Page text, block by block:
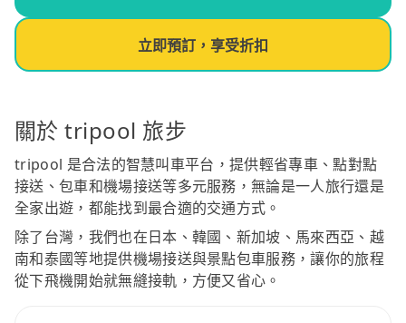
立即預訂，享受折扣
關於 tripool 旅步
tripool 是合法的智慧叫車平台，提供輕省專車、點對點
接送、包車和機場接送等多元服務，無論是一人旅行還是
全家出遊，都能找到最合適的交通方式。
除了台灣，我們也在日本、韓國、新加坡、馬來西亞、越
南和泰國等地提供機場接送與景點包車服務，讓你的旅程
從下飛機開始就無縫接軌，方便又省心。